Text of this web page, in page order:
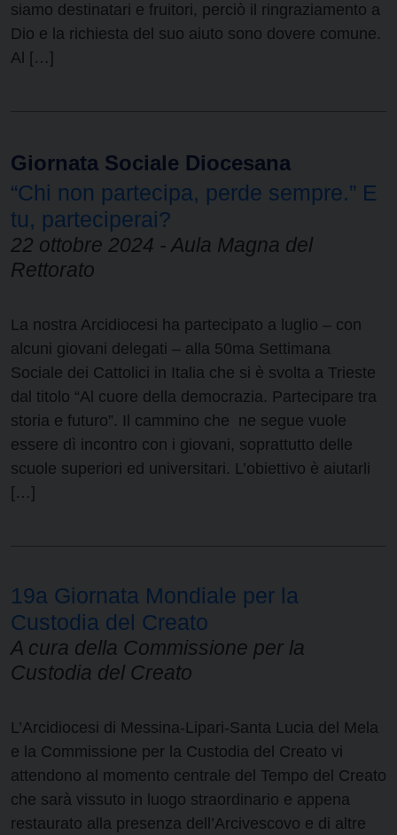
siamo destinatari e fruitori, perciò il ringraziamento a
Dio e la richiesta del suo aiuto sono dovere comune.
Al […]
Giornata Sociale Diocesana
“Chi non partecipa, perde sempre.” E
tu, parteciperai?
22 ottobre 2024 - Aula Magna del
Rettorato
La nostra Arcidiocesi ha partecipato a luglio – con
alcuni giovani delegati – alla 50ma Settimana
Sociale dei Cattolici in Italia che si è svolta a Trieste
dal titolo “Al cuore della democrazia. Partecipare tra
storia e futuro”. Il cammino che ne segue vuole
essere dì incontro con i giovani, soprattutto delle
scuole superiori ed universitari. L’obiettivo è aiutarli
[…]
19a Giornata Mondiale per la
Custodia del Creato
A cura della Commissione per la
Custodia del Creato
L’Arcidiocesi di Messina-Lipari-Santa Lucia del Mela
e la Commissione per la Custodia del Creato vi
attendono al momento centrale del Tempo del Creato
che sarà vissuto in luogo straordinario e appena
restaurato alla presenza dell’Arcivescovo e di altre